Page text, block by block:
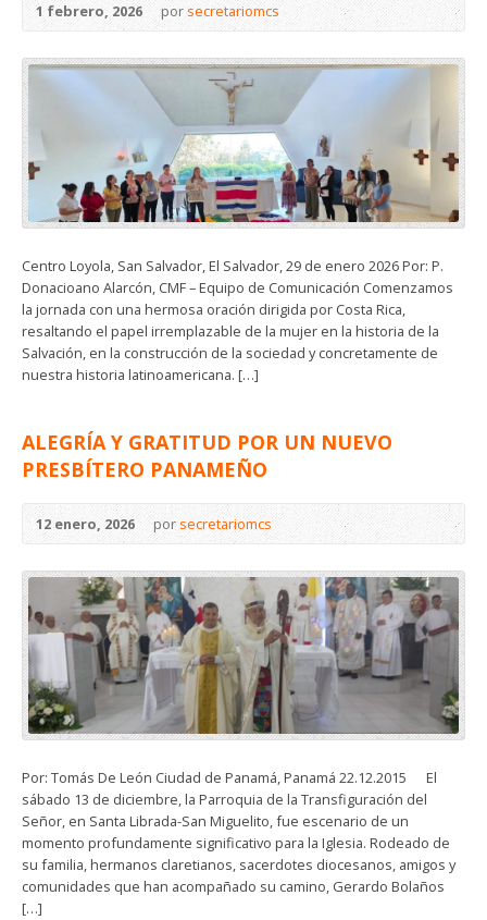
1 febrero, 2026 porsecretariomcs
Centro Loyola, San Salvador, El Salvador, 29 de enero 2026 Por: P.
Donacioano Alarcón, CMF – Equipo de Comunicación Comenzamos
la jornada con una hermosa oración dirigida por Costa Rica,
resaltando el papel irremplazable de la mujer en la historia de la
Salvación, en la construcción de la sociedad y concretamente de
nuestra historia latinoamericana. […]
ALEGRÍA Y GRATITUD POR UN NUEVO
PRESBÍTERO PANAMEÑO
12 enero, 2026 porsecretariomcs
Por: Tomás De León Ciudad de Panamá, Panamá 22.12.2015 El
sábado 13 de diciembre, la Parroquia de la Transfiguración del
Señor, en Santa Librada-San Miguelito, fue escenario de un
momento profundamente significativo para la Iglesia. Rodeado de
su familia, hermanos claretianos, sacerdotes diocesanos, amigos y
comunidades que han acompañado su camino, Gerardo Bolaños
[…]